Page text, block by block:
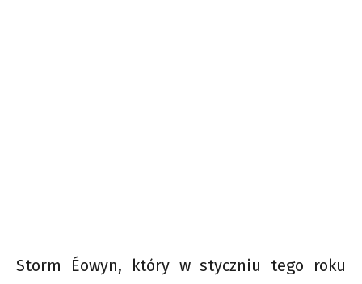
Storm Éowyn, który w styczniu tego roku